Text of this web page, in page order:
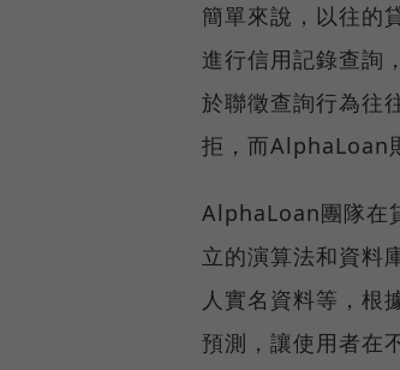
簡單來說，以往的
進行信用記錄查詢
於聯徵查詢行為往
拒，而AlphaLoan
AlphaLoan團隊在
立的演算法和資料
人實名資料等，根
預測，讓使用者在